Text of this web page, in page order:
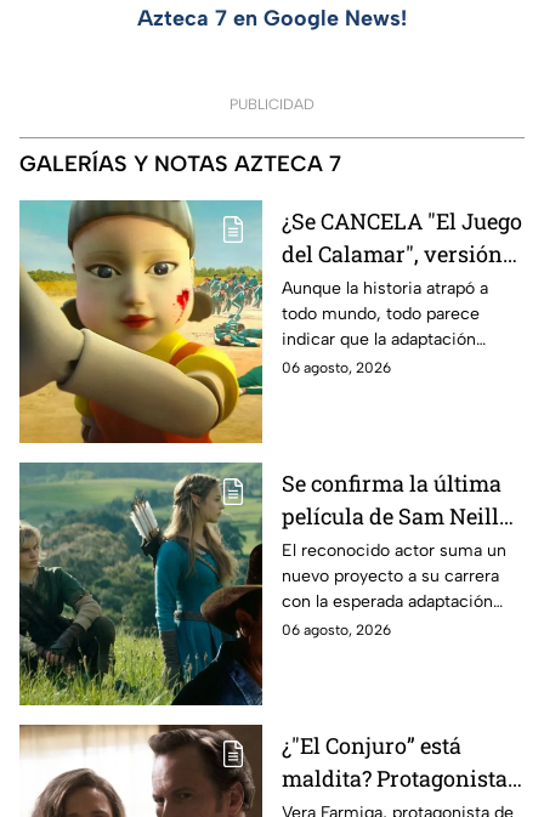
Azteca 7 en Google News!
PUBLICIDAD
GALERÍAS Y NOTAS AZTECA 7
¿Se CANCELA "El Juego
del Calamar", versión
Estados Unidos? Esto
es lo que se sabe al
momento
Aunque la historia atrapó a
todo mundo, todo parece
indicar que la adaptación
podría ser cancelada:
06 agosto, 2026
Se confirma la última
película de Sam Neill
antes de morir: esto es
lo que se sabe hasta
ahora
El reconocido actor suma un
nuevo proyecto a su carrera
con la esperada adaptación
cinematográfica del popular
06 agosto, 2026
¿"El Conjuro” está
maldita? Protagonista
revela INQUIETANTES
Vera Farmiga, protagonista de